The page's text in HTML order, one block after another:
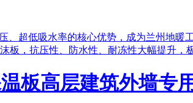
、超低吸水率的核心优势，成为兰州地
板，抗压性、防水性、耐冻性大幅提升，
板高层建筑外墙专